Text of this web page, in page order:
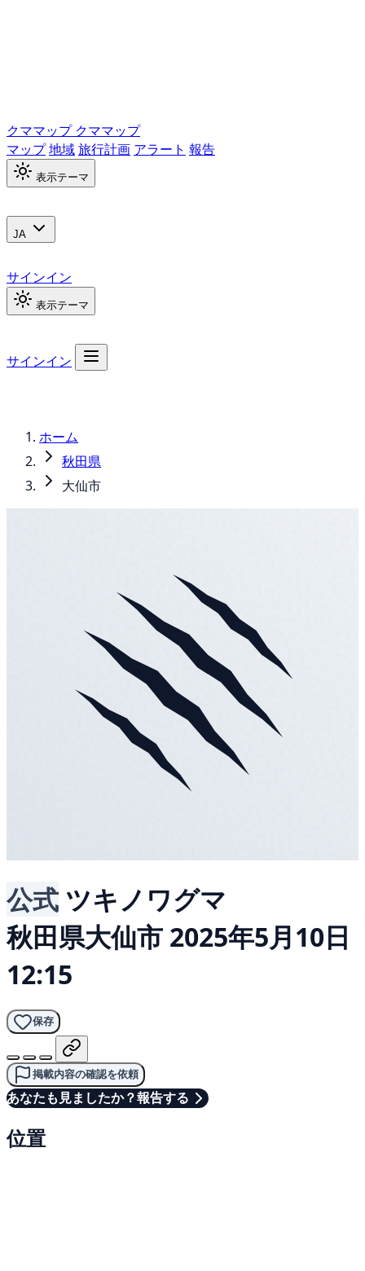
クママップ クママップ
マップ地域旅行計画 アラート 報告
表示テーマ
JA
サインイン
表示テーマ
サインイン
ホーム
秋田県
大仙市
公式 ツキノワグマ
秋田県大仙市 2025年5月10日
12:15
保存
掲載内容の確認を依頼
あなたも見ましたか？報告する
位置